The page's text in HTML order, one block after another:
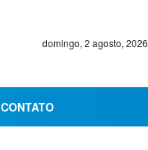
domingo, 2 agosto, 2026
CONTATO